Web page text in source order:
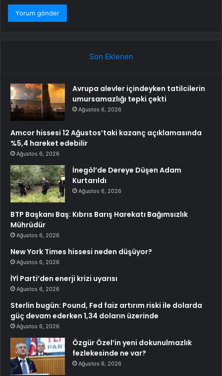
Son Eklenen
Avrupa alevler içindeyken tatilcilerin
umursamazlığı tepki çekti
Ağustos 6, 2026
Amcor hissesi 12 Ağustos’taki kazanç açıklamasında
%5,4 hareket edebilir
Ağustos 6, 2026
İnegöl’de Dereye Düşen Adam
Kurtarıldı
Ağustos 6, 2026
BTP Başkanı Baş: Kıbrıs Barış Harekatı Bağımsızlık
Mührüdür
Ağustos 6, 2026
New York Times hissesi neden düşüyor?
Ağustos 6, 2026
İYİ Parti’den enerji krizi uyarısı
Ağustos 6, 2026
Sterlin bugün: Pound, Fed faiz artırım riski ile dolarda
güç devam ederken 1,34 doların üzerinde
Ağustos 6, 2026
Özgür Özel’in yeni dokunulmazlık
fezlekesinde ne var?
Ağustos 6, 2026